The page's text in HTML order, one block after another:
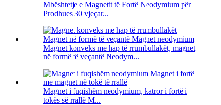
Mbështetje e Magnetit të Fortë Neodymium për
Prodhues 30 vjeçar...
Magnet konveks me hap të rrumbullakët, magnet
në formë të veçantë Neodym...
Magnet i fuqishëm neodymium, katror i fortë i
tokës së rrallë M...